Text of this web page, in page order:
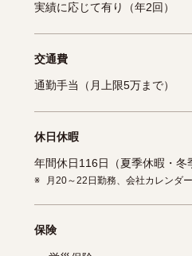
実績に応じて有り（年2回）
交通費
通勤手当（月上限5万まで）
休日休暇
年間休日116日（夏季休暇・冬
※ 月20～22日勤務、会社カレンダ
保険